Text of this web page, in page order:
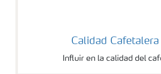
Calidad Cafetalera
Influir en la calidad del